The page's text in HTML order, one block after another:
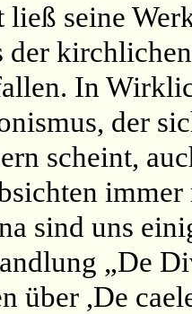
seine
der
In
der
scheint,
immer
sind uns
„De
über ,De